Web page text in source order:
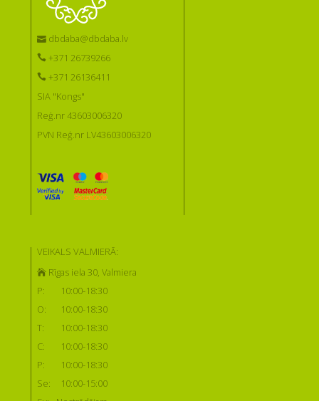
dbdaba@dbdaba.lv
+371 26739266
+371 26136411
SIA "Kongs"
Reģ.nr 43603006320
PVN Reģ.nr LV43603006320
VEIKALS VALMIERĀ:
Rīgas iela 30, Valmiera
P:
10:00-18:30
O:
10:00-18:30
T:
10:00-18:30
C:
10:00-18:30
P:
10:00-18:30
Se:
10:00-15:00